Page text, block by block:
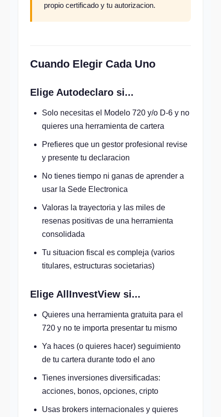
propio certificado y tu autorizacion.
Cuando Elegir Cada Uno
Elige Autodeclaro si...
Solo necesitas el Modelo 720 y/o D-6 y no
quieres una herramienta de cartera
Prefieres que un gestor profesional revise
y presente tu declaracion
No tienes tiempo ni ganas de aprender a
usar la Sede Electronica
Valoras la trayectoria y las miles de
resenas positivas de una herramienta
consolidada
Tu situacion fiscal es compleja (varios
titulares, estructuras societarias)
Elige AllInvestView si...
Quieres una herramienta gratuita para el
720 y no te importa presentar tu mismo
Ya haces (o quieres hacer) seguimiento
de tu cartera durante todo el ano
Tienes inversiones diversificadas:
acciones, bonos, opciones, cripto
Usas brokers internacionales y quieres